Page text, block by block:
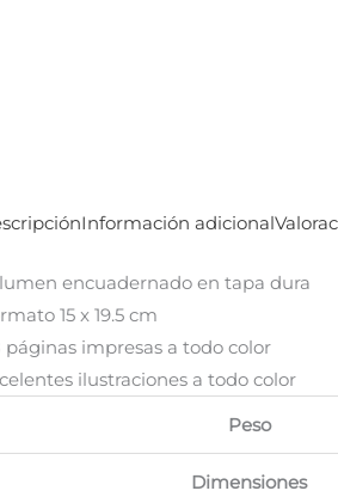
Información adicional
encuadernado en tapa dura
15 x 19.5 cm
páginas impresas a todo color
ilustraciones a todo color
Peso
Dimensiones